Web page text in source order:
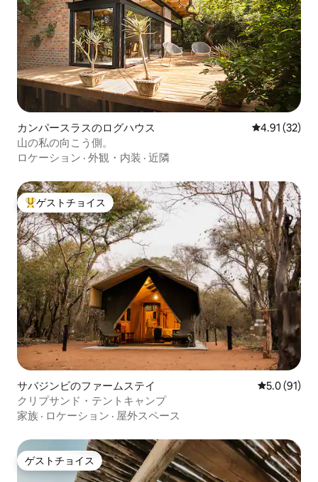
カンパースラスのログハウス レビュー32
4.91 (32)
山の私の向こう側。
ロケーション · 外観・内装 · 近隣
大好評のゲストチョイスです。
ゲストチョイス
サバジンビのファームステイ レビュー91
5.0 (91)
クリプサンド・テントキャンプ
家族 · ロケーション · 屋外スペース
ゲストチョイス
ゲストチョイス